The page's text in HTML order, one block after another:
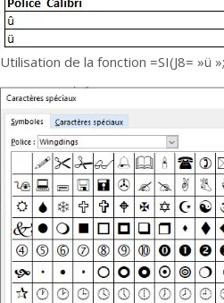
Utilisation de la fonction =SI(J8= »ü